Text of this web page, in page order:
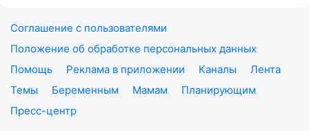
Соглашение с пользователями
Положение об обработке персональных данных
Помощь
Реклама в приложении Каналы
Лента
Темы
Беременным Мамам
Планирующим
Пресс-центр